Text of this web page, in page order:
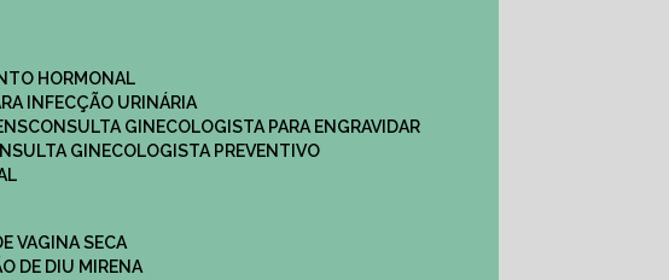
HORMONAL
INFECÇÃO URINÁRIA
CONSULTA GINECOLOGISTA PARA ENGRAVIDAR
GINECOLOGISTA PREVENTIVO
VAGINA SECA
DE DIU MIRENA